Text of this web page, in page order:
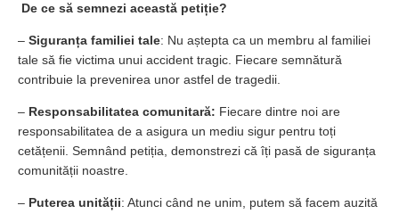
De ce să semnezi această petiție?
– Siguranța familiei tale: Nu aștepta ca un membru al familiei
tale să fie victima unui accident tragic. Fiecare semnătură
contribuie la prevenirea unor astfel de tragedii.
– Responsabilitatea comunitară: Fiecare dintre noi are
responsabilitatea de a asigura un mediu sigur pentru toți
cetățenii. Semnând petiția, demonstrezi că îți pasă de siguranța
comunității noastre.
– Puterea unității: Atunci când ne unim, putem să facem auzită